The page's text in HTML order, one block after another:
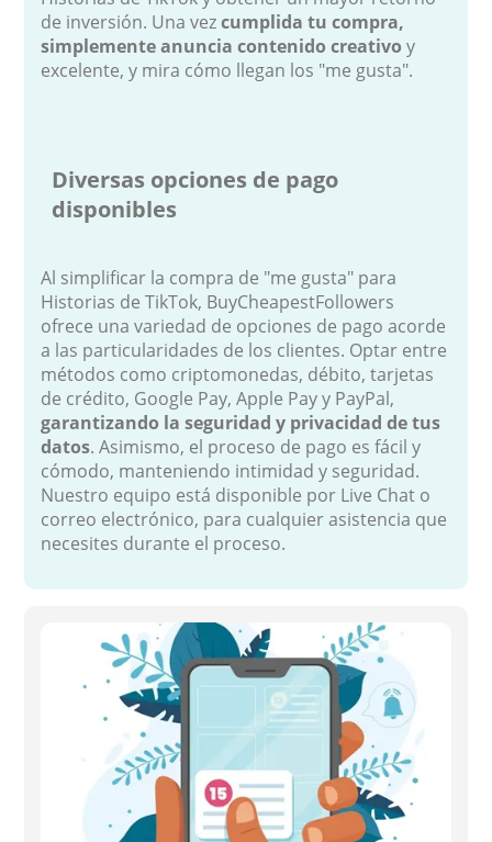
de inversión. Una vezcumplida tu compra,
simplemente anuncia contenido creativo y
excelente, y mira cómo llegan los "me gusta".
Diversas opciones de pago
disponibles
Al simplificar la compra de "me gusta" para
Historias de TikTok, BuyCheapestFollowers
ofrece una variedad de opciones de pago acorde
a las particularidades de los clientes. Optar entre
métodos como criptomonedas, débito, tarjetas
de crédito, Google Pay, Apple Pay y PayPal,
garantizando la seguridad y privacidad de tus
datos. Asimismo, el proceso de pago es fácil y
cómodo, manteniendo intimidad y seguridad.
Nuestro equipo está disponible por Live Chat o
correo electrónico, para cualquier asistencia que
necesites durante el proceso.